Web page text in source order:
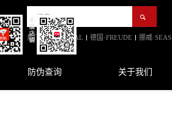
热门: 法国·FOCAL 德国·FREUDE 挪威·SEAS
防伪查询 关于我们